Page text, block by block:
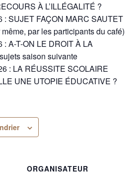
À L’ILLÉGALITÉ ?
: SUJET FAÇON MARC SAUTET
par les participants du café)
: A-T-ON LE DROIT À LA
saison suivante
: LA RÉUSSITE SCOLAIRE
UNE UTOPIE ÉDUCATIVE ?
ORGANISATEUR